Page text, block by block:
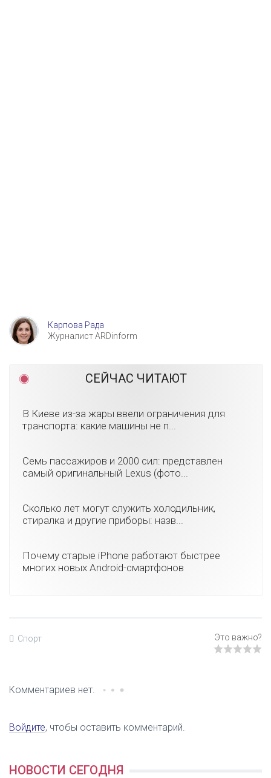
Карпова Рада
Журналист ARDinform
СЕЙЧАС ЧИТАЮТ
В Киеве из-за жары ввели ограничения для
транспорта: какие машины не п...
Семь пассажиров и 2000 сил: представлен
самый оригинальный Lexus (фото...
Сколько лет могут служить холодильник,
стиралка и другие приборы: назв...
Почему старые iPhone работают быстрее
многих новых Android-смартфонов
Спорт
Комментариев нет.
Войдите, чтобы оставить комментарий.
НОВОСТИ СЕГОДНЯ